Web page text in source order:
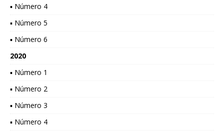
▪ Número 4
▪ Número 5
▪ Número 6
2020
▪ Número 1
▪ Número 2
▪ Número 3
▪ Número 4